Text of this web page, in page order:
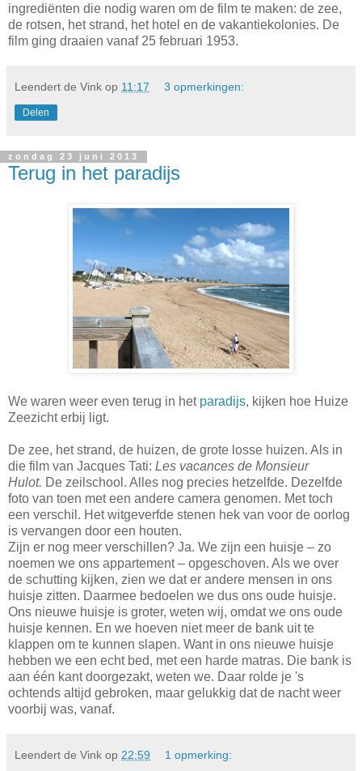
ingrediënten die nodig waren om de film te maken: de zee,
de rotsen, het strand, het hotel en de vakantiekolonies. De
film ging draaien vanaf 25 februari 1953.
Leendert de Vink op 11:17 3 opmerkingen:
Delen
zondag 23 juni 2013
Terug in het paradijs
We waren weer even terug in het paradijs, kijken hoe Huize
Zeezicht erbij ligt.
De zee, het strand, de huizen, de grote losse huizen. Als in
die film van Jacques Tati: Les vacances de Monsieur
Hulot. De zeilschool. Alles nog precies hetzelfde. Dezelfde
foto van toen met een andere camera genomen. Met toch
een verschil. Het witgeverfde stenen hek van voor de oorlog
is vervangen door een houten.
Zijn er nog meer verschillen? Ja. We zijn een huisje – zo
noemen we ons appartement – opgeschoven. Als we over
de schutting kijken, zien we dat er andere mensen in ons
huisje zitten. Daarmee bedoelen we dus ons oude huisje.
Ons nieuwe huisje is groter, weten wij, omdat we ons oude
huisje kennen. En we hoeven niet meer de bank uit te
klappen om te kunnen slapen. Want in ons nieuwe huisje
hebben we een echt bed, met een harde matras. Die bank is
aan één kant doorgezakt, weten we. Daar rolde je 's
ochtends altijd gebroken, maar gelukkig dat de nacht weer
voorbij was, vanaf.
Leendert de Vink op 22:59 1 opmerking: